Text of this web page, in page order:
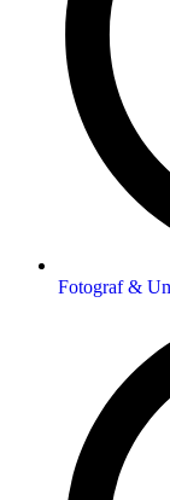
Fotograf &